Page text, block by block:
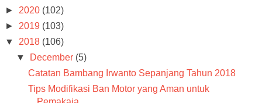
► 2020 (102)
► 2019 (103)
▼ 2018 (106)
▼
December (5)
Catatan Bambang Irwanto Sepanjang Tahun 2018
Tips Modifikasi Ban Motor yang Aman untuk